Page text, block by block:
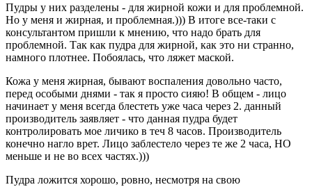
Пудры у них разделены - для жирной кожи и для проблемной.
Но у меня и жирная, и проблемная.))) В итоге все-таки с
консультантом пришли к мнению, что надо брать для
проблемной. Так как пудра для жирной, как это ни странно,
намного плотнее. Побоялась, что ляжет маской.
Кожа у меня жирная, бывают воспаления довольно часто,
перед особыми днями - так я просто сияю! В общем - лицо
начинает у меня всегда блестеть уже часа через 2. данный
производитель заявляет - что данная пудра будет
контролировать мое личико в теч 8 часов. Производитель
конечно нагло врет. Лицо заблестело через те же 2 часа, НО
меньше и не во всех частях.)))
Пудра ложится хорошо, ровно, несмотря на свою